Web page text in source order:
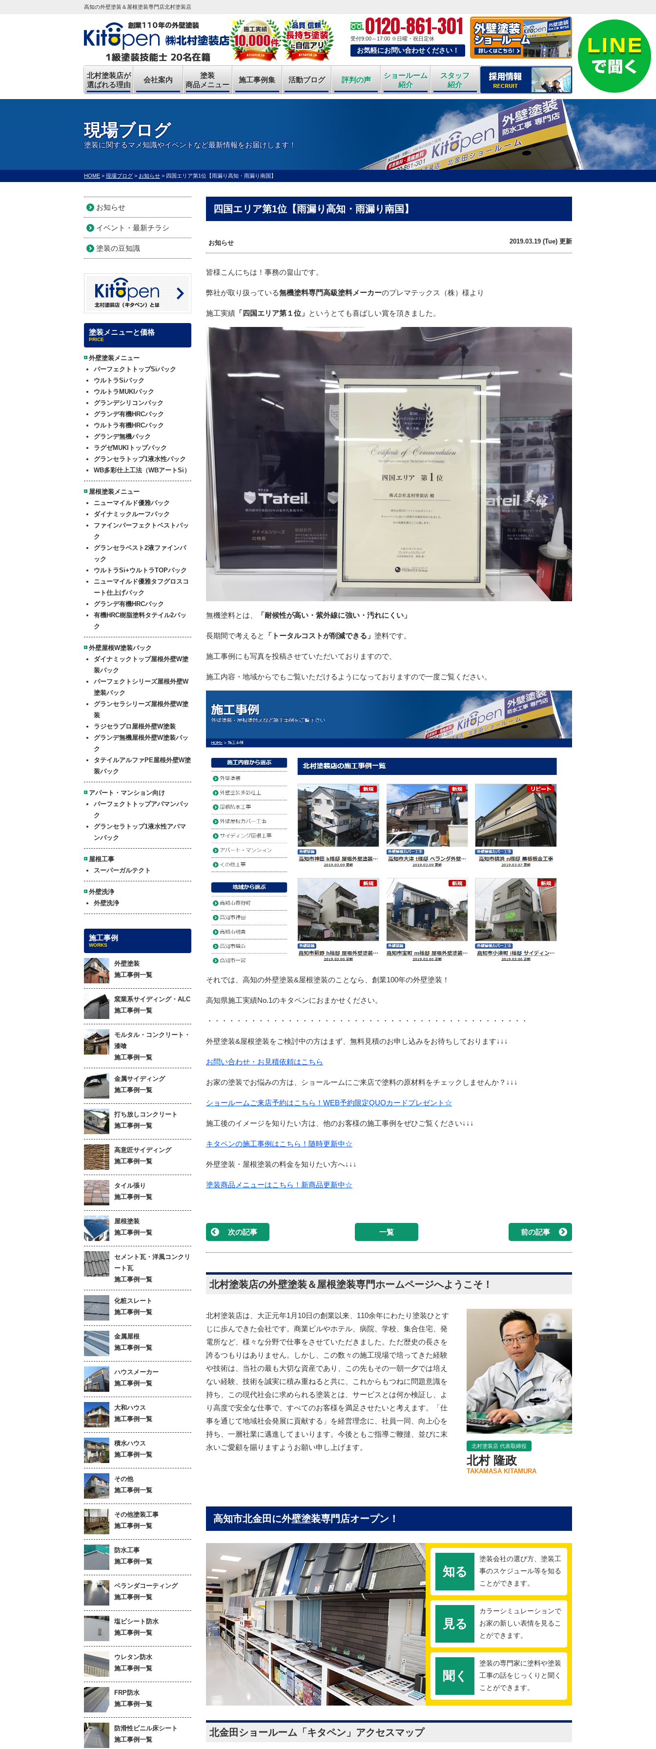
高知の外壁塗装＆屋根塗装専門店北村塗装店
0120-861-301
受付9:00～17:00 ※日曜・祝日定休
お気軽にお問い合わせください！
北村塗装店が
選ばれる理由
会社案内
塗装
商品メニュー
施工事例集 活動ブログ 評判の声
ショールーム
紹介
スタッフ
紹介
現場ブログ
塗装に関するマメ知識やイベントなど最新情報をお届けします！
HOME > 現場ブログ > お知らせ > 四国エリア第1位【雨漏り高知・雨漏り南国】
四国エリア第1位【雨漏り高知・雨漏り南国】
お知らせ 2019.03.19 (Tue) 更新
皆様こんにちは！事務の畠山です。
弊社が取り扱っている無機塗料専門高級塗料メーカーのプレマテックス（株）様より
施工実績 「四国エリア第１位」 というとても喜ばしい賞を頂きました。
無機塗料とは、 「耐候性が高い・紫外線に強い・汚れにくい」
長期間で考えると 「トータルコストが削減できる」 塗料です。
施工事例にも写真を投稿させていただいておりますので、
施工内容・地域からでもご覧いただけるようになっておりますので一度ご覧ください。
それでは、高知の外壁塗装&屋根塗装のことなら、創業100年の外壁塗装！
高知県施工実績No.1のキタペンにおまかせください。
・・・・・・・・・・・・・・・・・・・・・・・・・・・・・・・・・・・・・・・・・・・・
外壁塗装&屋根塗装をご検討中の方はまず、無料見積のお申し込みをお待ちしております↓↓↓
お問い合わせ・お見積依頼はこちら
お家の塗装でお悩みの方は、ショールームにご来店で塗料の原材料をチェックしませんか？↓↓↓
ショールームご来店予約はこちら！WEB予約限定QUOカードプレゼント☆
施工後のイメージを知りたい方は、他のお客様の施工事例をぜひご覧ください↓↓↓
キタペンの施工事例はこちら！随時更新中☆
外壁塗装・屋根塗装の料金を知りたい方へ↓↓↓
塗装商品メニューはこちら！新商品更新中☆
次の記事 一覧 前の記事
北村塗装店の外壁塗装＆屋根塗装専門ホームページへようこそ！
北村塗装店 代表取締役
北村 隆政
TAKAMASA KITAMURA
北村塗装店は、大正元年1月10日の創業以来、110余年にわたり塗装ひとす
じに歩んできた会社です。商業ビルやホテル、病院、学校、集合住宅、発
電所など、様々な分野で仕事をさせていただきました。ただ歴史の長さを
誇るつもりはありません。しかし、この数々の施工現場で培ってきた経験
や技術は、当社の最も大切な資産であり、この先もその一朝一夕では培え
ない経験、技術を誠実に積み重ねると共に、これからもつねに問題意識を
持ち、この現代社会に求められる塗装とは、サービスとは何か検証し、よ
り高度で安全な仕事で、すべてのお客様を満足させたいと考えます。「仕
事を通じて地域社会発展に貢献する」を経営理念に、社員一同、向上心を
持ち、一層社業に邁進してまいります。今後ともご指導ご鞭撻、並びに末
永いご愛顧を賜りますようお願い申し上げます。
高知市北金田に外壁塗装専門店オープン！
知る
塗装会社の選び方、塗装工
事のスケジュール等を知る
ことができます。
見る
カラーシミュレーションで
お家の新しい表情を見るこ
とができます。
聞く
塗装の専門家に塗料や塗装
工事の話をじっくりと聞く
ことができます。
北金田ショールーム「キタペン」 アクセスマップ
お知らせ
イベント・最新チラシ
塗装の豆知識
塗装メニューと価格
PRICE
外壁塗装メニュー
パーフェクトトップSiパック
ウルトラSiパック
ウルトラMUKIパック
グランデシリコンパック
グランデ有機HRCパック
ウルトラ有機HRCパック
グランデ無機パック
ラグゼMUKIトップパック
グランセラトップ1液水性パック
WB多彩仕上工法（WBアートSi）
屋根塗装メニュー
ニューマイルド優雅パック
ダイナミックルーフパック
ファインパーフェクトベストパッ
ク
グランセラベスト2液ファインパ
ック
ウルトラSi+ウルトラTOPパック
ニューマイルド優雅タフグロスコ
ート仕上げパック
グランデ有機HRCパック
有機HRC樹脂塗料タテイル2パッ
ク
外壁屋根W塗装パック
ダイナミックトップ屋根外壁W塗
装パック
パーフェクトシリーズ屋根外壁W
塗装パック
グランセラシリーズ屋根外壁W塗
装
ラジセラプロ屋根外壁W塗装
グランデ無機屋根外壁W塗装パッ
ク
タテイルアルファPE屋根外壁W塗
装パック
アパート・マンション向け
パーフェクトトップアパマンパッ
ク
グランセラトップ1液水性アパマ
ンパック
屋根工事
スーパーガルテクト
外壁洗浄
外壁洗浄
施工事例
WORKS
外壁塗装
施工事例一覧
窯業系サイディング・ALC
施工事例一覧
モルタル・コンクリート・
漆喰
施工事例一覧
金属サイディング
施工事例一覧
打ち放しコンクリート
施工事例一覧
高意匠サイディング
施工事例一覧
タイル張り
施工事例一覧
屋根塗装
施工事例一覧
セメント瓦・洋風コンクリ
ート瓦
施工事例一覧
化粧スレート
施工事例一覧
金属屋根
施工事例一覧
ハウスメーカー
施工事例一覧
大和ハウス
施工事例一覧
積水ハウス
施工事例一覧
その他
施工事例一覧
その他塗装工事
施工事例一覧
防水工事
施工事例一覧
ベランダコーティング
施工事例一覧
塩ビシート防水
施工事例一覧
ウレタン防水
施工事例一覧
FRP防水
施工事例一覧
防滑性ビニル床シート
施工事例一覧